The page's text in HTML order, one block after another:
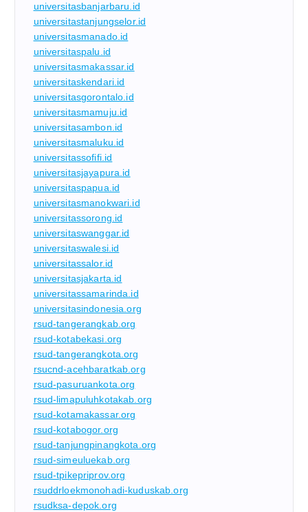
universitasbanjarbaru.id
universitastanjungselor.id
universitasmanado.id
universitaspalu.id
universitasmakassar.id
universitaskendari.id
universitasgorontalo.id
universitasmamuju.id
universitasambon.id
universitasmaluku.id
universitassofifi.id
universitasjayapura.id
universitaspapua.id
universitasmanokwari.id
universitassorong.id
universitaswanggar.id
universitaswalesi.id
universitassalor.id
universitasjakarta.id
universitassamarinda.id
universitasindonesia.org
rsud-tangerangkab.org
rsud-kotabekasi.org
rsud-tangerangkota.org
rsucnd-acehbaratkab.org
rsud-pasuruankota.org
rsud-limapuluhkotakab.org
rsud-kotamakassar.org
rsud-kotabogor.org
rsud-tanjungpinangkota.org
rsud-simeuluekab.org
rsud-tpikepriprov.org
rsuddrloekmonohadi-kuduskab.org
rsudksa-depok.org